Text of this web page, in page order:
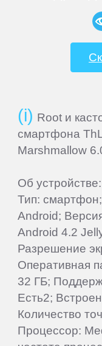
Root и
смартфона
Marshmallow
Об устройстве:
Тип:
Android;
Android 4.2
Разрешение
Оперативная
32 ГБ;
Есть2;
Количество
Процессор: